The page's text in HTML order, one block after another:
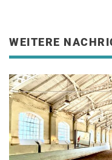
WEITERE